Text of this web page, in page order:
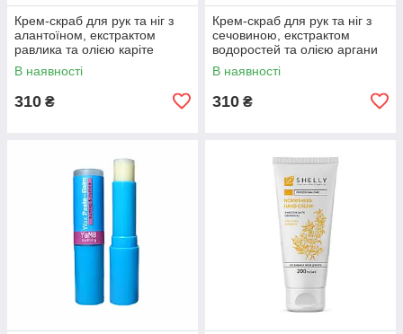
Крем-скраб для рук та ніг з
алантоїном, екстрактом
равлика та олією каріте
Shelly 350 г
В наявності
310 ₴
Крем-скраб для рук та ніг з
сечовиною, екстрактом
водоростей та олією аргани
Shelly 350 г
В наявності
310 ₴